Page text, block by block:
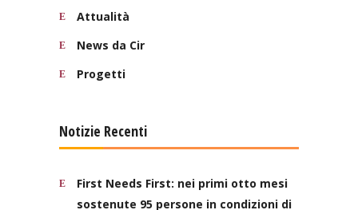
Attualità
News da Cir
Progetti
Notizie Recenti
First Needs First: nei primi otto mesi
sostenute 95 persone in condizioni di